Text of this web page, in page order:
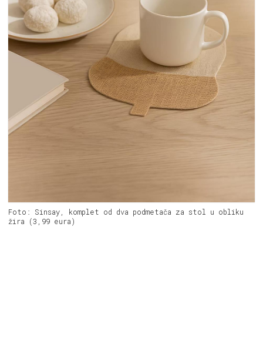
Foto: Sinsay, komplet od dva podmetača za stol u obliku
žira (3,99 eura)